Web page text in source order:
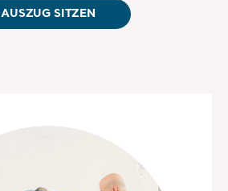
AUSZUG SITZEN